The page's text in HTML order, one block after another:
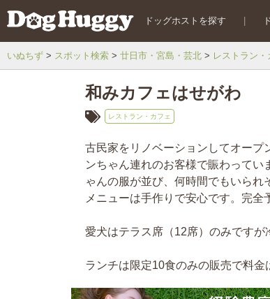
ドッグホストを探す
いぬちず スポット検索 廿日市・宮島・芸北 レストラン・
和みカフェはせがわ
レストラン・カフェ
古民家をリノベーションしてオープ
ンちゃん連れのお客様で賑わって
ゃんの服が並び、何時間でもいら
メニューは手作りで安心です。完全
愛犬はテラス席（12席）のみですが
ランチは限定10食のみの販売で料金